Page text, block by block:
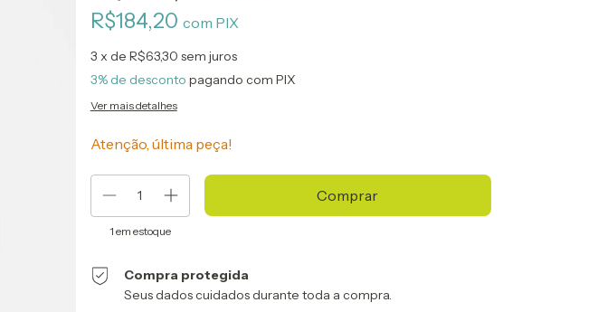
R$184,20 com PIX
3 x de R$63,30 sem juros
3% de desconto pagando com PIX
Ver mais detalhes
Atenção, última peça!
1 em estoque
Compra protegida
Seus dados cuidados durante toda a compra.